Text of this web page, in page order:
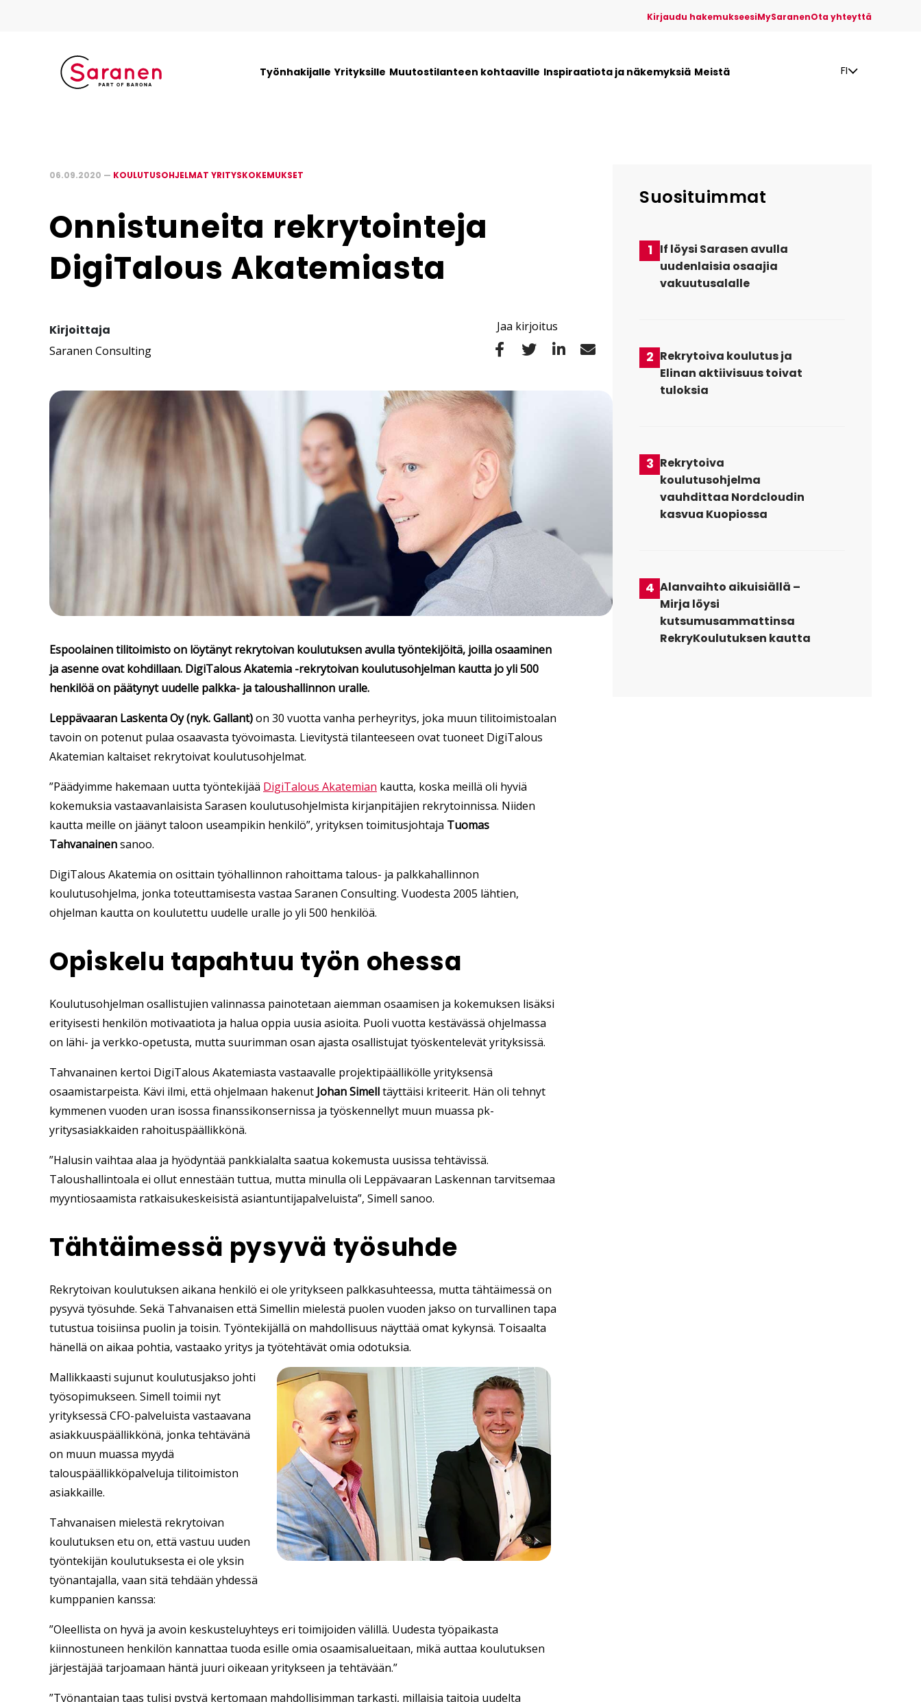
Kirjaudu hakemukseesiMySaranenOta yhteyttä
Työnhakijalle Yrityksille Muutostilanteen kohtaaville Inspiraatiota ja näkemyksiä Meistä FI
06.09.2020 — KOULUTUSOHJELMAT YRITYSKOKEMUKSET
Onnistuneita rekrytointeja
DigiTalous Akatemiasta
Kirjoittaja
Saranen Consulting
Jaa kirjoitus
Espoolainen tilitoimisto on löytänyt rekrytoivan koulutuksen avulla työntekijöitä, joilla osaaminen
ja asenne ovat kohdillaan. DigiTalous Akatemia -rekrytoivan koulutusohjelman kautta jo yli 500
henkilöä on päätynyt uudelle palkka- ja taloushallinnon uralle.
Leppävaaran Laskenta Oy (nyk. Gallant)on 30 vuotta vanha perheyritys, joka muun tilitoimistoalan
tavoin on potenut pulaa osaavasta työvoimasta. Lievitystä tilanteeseen ovat tuoneet DigiTalous
Akatemian kaltaiset rekrytoivat koulutusohjelmat.
”Päädyimme hakemaan uutta työntekijää DigiTalous Akatemian kautta, koska meillä oli hyviä
kokemuksia vastaavanlaisista Sarasen koulutusohjelmista kirjanpitäjien rekrytoinnissa. Niiden
kautta meille on jäänyt taloon useampikin henkilö”, yrityksen toimitusjohtaja Tuomas
Tahvanainensanoo.
DigiTalous Akatemia on osittain työhallinnon rahoittama talous- ja palkkahallinnon
koulutusohjelma, jonka toteuttamisesta vastaa Saranen Consulting. Vuodesta 2005 lähtien,
ohjelman kautta on koulutettu uudelle uralle jo yli 500 henkilöä.
Opiskelu tapahtuu työn ohessa
Koulutusohjelman osallistujien valinnassa painotetaan aiemman osaamisen ja kokemuksen lisäksi
erityisesti henkilön motivaatiota ja halua oppia uusia asioita. Puoli vuotta kestävässä ohjelmassa
on lähi- ja verkko-opetusta, mutta suurimman osan ajasta osallistujat työskentelevät yrityksissä.
Tahvanainen kertoi DigiTalous Akatemiasta vastaavalle projektipäällikölle yrityksensä
osaamistarpeista. Kävi ilmi, että ohjelmaan hakenut Johan Simelltäyttäisi kriteerit. Hän oli tehnyt
kymmenen vuoden uran isossa finanssikonsernissa ja työskennellyt muun muassa pk-
yritysasiakkaiden rahoituspäällikkönä.
”Halusin vaihtaa alaa ja hyödyntää pankkialalta saatua kokemusta uusissa tehtävissä.
Taloushallintoala ei ollut ennestään tuttua, mutta minulla oli Leppävaaran Laskennan tarvitsemaa
myyntiosaamista ratkaisukeskeisistä asiantuntijapalveluista”, Simell sanoo.
Tähtäimessä pysyvä työsuhde
Rekrytoivan koulutuksen aikana henkilö ei ole yritykseen palkkasuhteessa, mutta tähtäimessä on
pysyvä työsuhde. Sekä Tahvanaisen että Simellin mielestä puolen vuoden jakso on turvallinen tapa
tutustua toisiinsa puolin ja toisin. Työntekijällä on mahdollisuus näyttää omat kykynsä. Toisaalta
hänellä on aikaa pohtia, vastaako yritys ja työtehtävät omia odotuksia.
Mallikkaasti sujunut koulutusjakso johti
työsopimukseen. Simell toimii nyt
yrityksessä CFO-palveluista vastaavana
asiakkuuspäällikkönä, jonka tehtävänä
on muun muassa myydä
talouspäällikköpalveluja tilitoimiston
asiakkaille.
Tahvanaisen mielestä rekrytoivan
koulutuksen etu on, että vastuu uuden
työntekijän koulutuksesta ei ole yksin
työnantajalla, vaan sitä tehdään yhdessä
kumppanien kanssa:
”Oleellista on hyvä ja avoin keskusteluyhteys eri toimijoiden välillä. Uudesta työpaikasta
kiinnostuneen henkilön kannattaa tuoda esille omia osaamisalueitaan, mikä auttaa koulutuksen
järjestäjää tarjoamaan häntä juuri oikeaan yritykseen ja tehtävään.”
”Työnantajan taas tulisi pystyä kertomaan mahdollisimman tarkasti, millaisia taitoja uudelta
Suosituimmat
1 If löysi Sarasen avulla
uudenlaisia osaajia
vakuutusalalle
2 Rekrytoiva koulutus ja
Elinan aktiivisuus toivat
tuloksia
3 Rekrytoiva
koulutusohjelma
vauhdittaa Nordcloudin
kasvua Kuopiossa
4 Alanvaihto aikuisiällä –
Mirja löysi
kutsumusammattinsa
RekryKoulutuksen kautta